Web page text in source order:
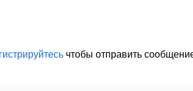
чтобы отправить